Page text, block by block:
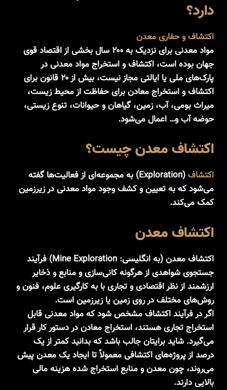
دارد؟
اکتشاف و حفاری معدن
مواد معدنی برای نزدیک به ۲۰۰ سال بخشی از اقتصاد قوی
جهان بوده است، اکتشاف و استخراج مواد معدنی در
پارک‌های ملی یا ایالتی مجاز نیست، بیش از ۲۰ قانون برای
اکتشاف و استخراج معادن برای حفاظت از محیط زیست،
میراث بومی، آب، زمین، گیاهان و حیوانات، تنوع زیستی،
حوضه آب و… اعمال می‌شود.
اکتشاف معدن چیست؟
اکتشاف
(Exploration) به مجموعه‌ای از فعالیت‌ها گفته
می‌شود که به تعیین و کشف وجود مواد معدنی در زیرزمین
کمک می‌کند.
اکتشاف معدن
اکتشاف معدن (به انگلیسی: Mine Exploration) فرآیند
جستجوی شواهدی از هرگونه کانی‌سازی و منابع و ذخایر
ارزشمند از نظر اقتصادی و تجاری با به کارگیری علوم، فنون و
روش‌های مختلف در روی زمین یا زیرزمین است.
اگر در فرآیند اکتشاف مشخص شود که مواد معدنی قابل
استخراج تجاری هستند، استخراج معادن در دستور کار قرار
می‌گیرد. شاید برایتان جالب باشد که بدانید کمتر از یک
درصد از پروژه‌های اکتشافی معمولاً تا ایجاد یک معدن پیش
می‌روند، چون معدن و منابع استخراج شده هزینه مالی
بالایی دارند.